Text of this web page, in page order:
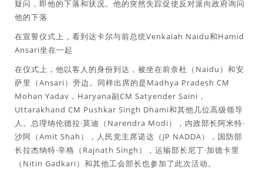
疑问，即他的下落和状况。他的突然失踪促使反对派向政府询问
他的下落
在宣誓仪式上，看到达卡尔与前总统Venkaiah Naidu和Hamid
Ansari坐在一起
在仪式上，他以客人的身份到达，被坐在前奈杜（Naidu）和安
萨里（Ansari）旁边。同样出席的是Madhya Pradesh CM
Mohan Yadav，Haryana副CM Satyender Saini，
Uttarakhand CM Pushkar Singh Dhami和其他几位高级领导
人。总理纳伦德拉·莫迪（Narendra Modi），内政部长阿米特·
沙阿（Amit Shah），人民党主席诺达（JP NADDA），国防部
长拉杰纳特·辛格（Rajnath Singh），运输部长尼丁·加德卡里
（Nitin Gadkari）和其他工会部长也参加了此次活动。